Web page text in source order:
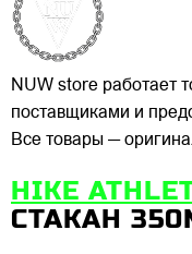
NUW store работает
поставщиками и
Все товары —
HIKE
СТАКАН